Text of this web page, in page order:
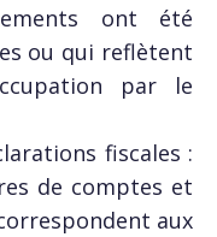
ont été
ou qui reflètent
par le
fiscales :
de comptes et
aux